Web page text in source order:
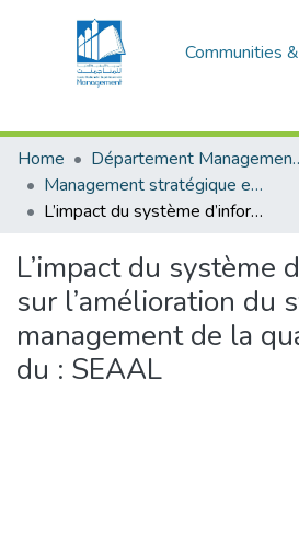
Communities
Home
Département
Management stratégique et système d’information (MSSI)
L’impact du système d’information sur l’amélioration du système de management de la qualité au sein du : SEAAL
L’impact du système
sur l’amélioration du
management de la
du : SEAAL